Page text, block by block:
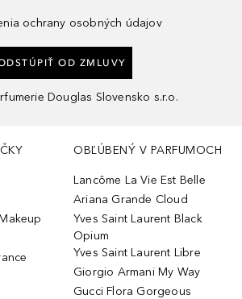
ochrany osobných údajov
OD ZMLUVY
Douglas Slovensko s.r.o.
OBĽÚBENÝ V PARFUMOCH
Lancôme La Vie Est Belle
Ariana Grande Cloud
Yves Saint Laurent Black
Opium
Yves Saint Laurent Libre
Giorgio Armani My Way
Gucci Flora Gorgeous